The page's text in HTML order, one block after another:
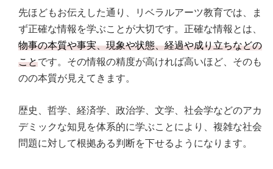
先ほどもお伝えした通り、リベラルアーツ教育では、ま
ず正確な情報を学ぶことが大切です。正確な情報とは、
物事の本質や事実、現象や状態、経過や成り立ちなどの
ことです。その情報の精度が高ければ高いほど、そのも
のの本質が見えてきます。
歴史、哲学、経済学、政治学、文学、社会学などのアカ
デミックな知見を体系的に学ぶことにより、複雑な社会
問題に対して根拠ある判断を下せるようになります。